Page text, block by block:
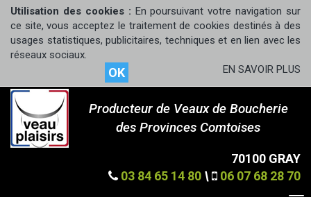
Utilisation des cookies : En poursuivant votre navigation sur
ce site, vous acceptez le traitement de cookies destinés à des
usages statistiques, publicitaires, techniques et en lien avec les
réseaux sociaux.
OK EN SAVOIR PLUS
Producteur de Veaux de Boucherie
des Provinces Comtoises
70100 GRAY
03 84 65 14 80 \ 06 07 68 28 70